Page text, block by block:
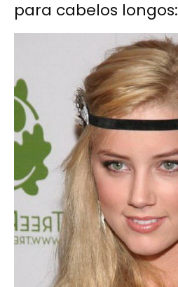
para cabelos longos: